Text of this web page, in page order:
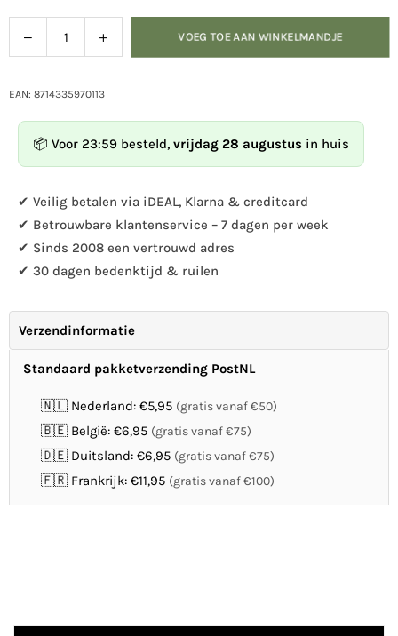
Hoeveelheid
Verlaag
de
voor
Metalen
pindasilo
Verhoog
de
pindasilo
VOEG TOE AAN WINKELMANDJE
EAN: 8714335970113
📦 Voor 23:59 besteld, vrijdag 28 augustus in huis
✔ Veilig betalen via iDEAL, Klarna & creditcard
✔ Betrouwbare klantenservice – 7 dagen per week
✔ Sinds 2008 een vertrouwd adres
✔ 30 dagen bedenktijd & ruilen
Verzendinformatie
Standaard pakketverzending PostNL
🇳🇱 Nederland: €5,95 (gratis vanaf €50)
🇧🇪 België: €6,95 (gratis vanaf €75)
🇩🇪 Duitsland: €6,95 (gratis vanaf €75)
🇫🇷 Frankrijk: €11,95 (gratis vanaf €100)